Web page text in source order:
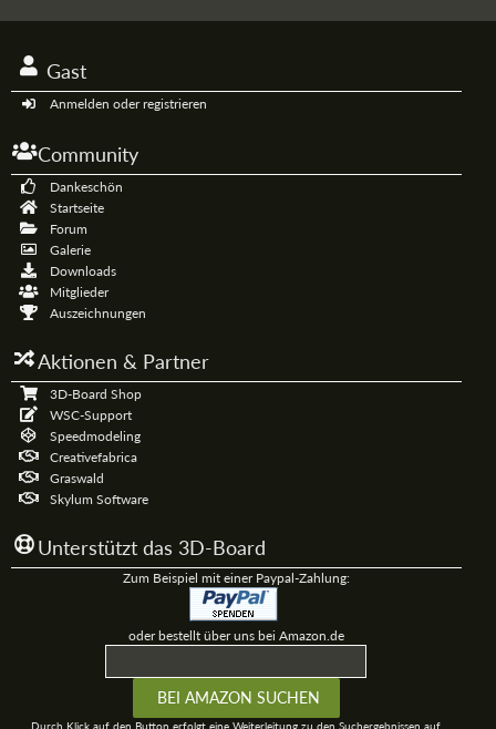
Gast
Anmelden oder registrieren
Community
Dankeschön
Startseite
Forum
Galerie
Downloads
Mitglieder
Auszeichnungen
Aktionen & Partner
3D-Board Shop
WSC-Support
Speedmodeling
Creativefabrica
Graswald
Skylum Software
Unterstützt das 3D-Board
Zum Beispiel mit einer Paypal-Zahlung:
oder bestellt über uns bei Amazon.de
Durch Klick auf den Button erfolgt eine Weiterleitung zu den Suchergebnissen auf